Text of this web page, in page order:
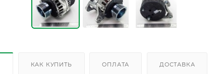
КАК КУПИТЬ ОПЛАТА ДОСТАВКА